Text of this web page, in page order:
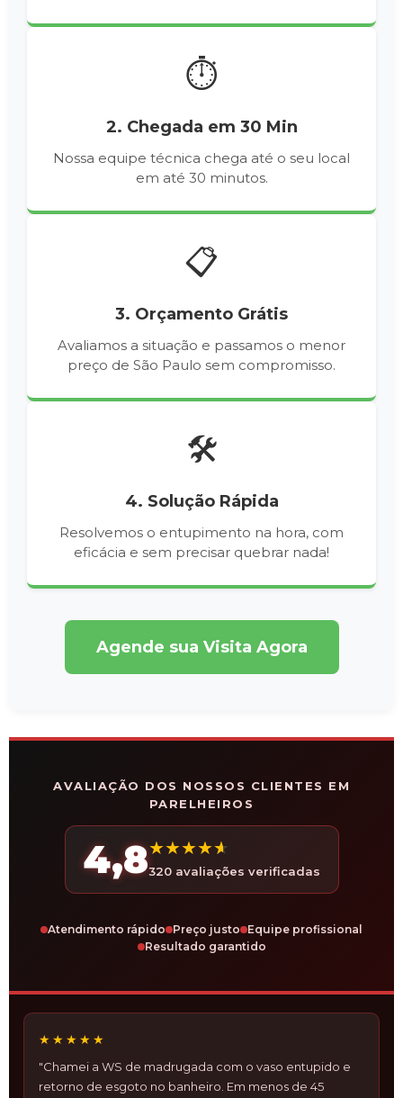
⏱️
2. Chegada em 30 Min
Nossa equipe técnica chega até o seu local
em até 30 minutos.
📋
3. Orçamento Grátis
Avaliamos a situação e passamos o menor
preço de São Paulo sem compromisso.
🛠️
4. Solução Rápida
Resolvemos o entupimento na hora, com
eficácia e sem precisar quebrar nada!
Agende sua Visita Agora
AVALIAÇÃO DOS NOSSOS CLIENTES EM
PARELHEIROS
4,8★★★★★
320 avaliações verificadas
Atendimento rápido Preço justo
Equipe profissional
Resultado garantido
★★★★★
"Chamei a WS de madrugada com o vaso entupido e
retorno de esgoto no banheiro. Em menos de 45